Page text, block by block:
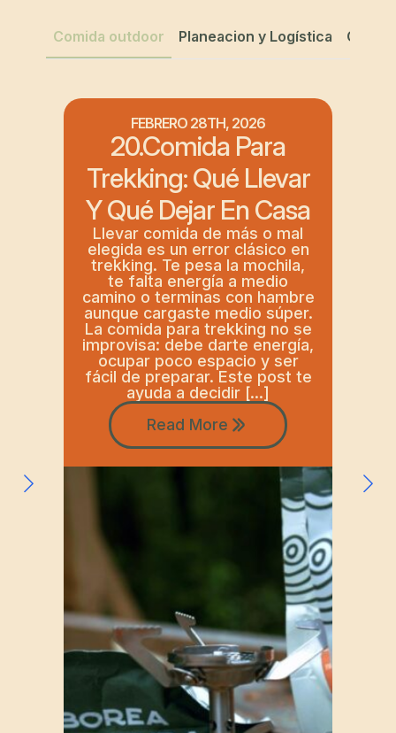
Comida outdoor Planeacion y Logística
FEBRERO 28TH, 2026
20.Comida Para
Trekking: Qué Llevar
Y Qué Dejar En Casa
Llevar comida de más o mal
elegida es un error clásico en
trekking. Te pesa la mochila,
te falta energía a medio
camino o terminas con hambre
aunque cargaste medio súper.
La comida para trekking no se
improvisa: debe darte energía,
ocupar poco espacio y ser
fácil de preparar. Este post te
ayuda a decidir […]
Read More